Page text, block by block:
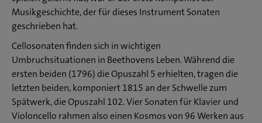
für Violoncello und Klavier)
Violoncello und Klavier
CD 2 Tr. 4 Ludwig van Beethoven: Sonate C-Dur op. 102 Nr.
1 für Violoncello und Klavier
CD 2 Tr. 6 Ludwig van Beethoven: Sonate D-Dur op. 102 Nr.
Musikgeschichte, der für dieses Instrument Sonaten
geschrieben hat.
Cellosonaten finden sich in wichtigen
Umbruchsituationen in Beethovens Leben. Während die
ersten beiden (1796) die Opuszahl 5 erhielten, tragen die
letzten beiden, komponiert 1815 an der Schwelle zum
Spätwerk, die Opuszahl 102. Vier Sonaten für Klavier und
Violoncello rahmen also einen Kosmos von 96 Werken aus